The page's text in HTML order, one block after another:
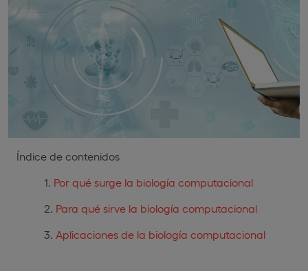
Índice de contenidos
Por qué surge la biología computacional
Para qué sirve la biología computacional
Aplicaciones de la biología computacional